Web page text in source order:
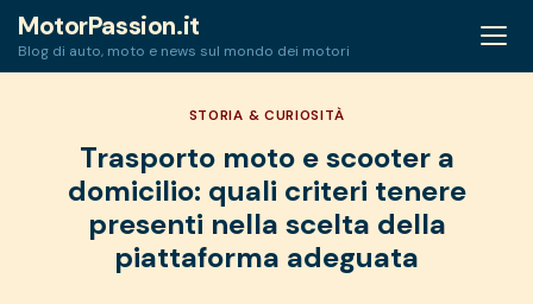
Skip
content
MotorPassion.it
Blog di auto, moto e news sul mondo dei motori
STORIA & CURIOSITÀ
Trasporto moto e scooter a
domicilio: quali criteri tenere
presenti nella scelta della
piattaforma adeguata